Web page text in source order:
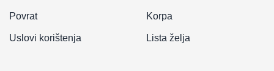
Povrat
Uslovi korištenja
Korpa
Lista želja